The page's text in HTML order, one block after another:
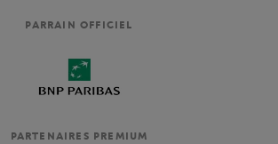
PARRAIN OFFICIEL
PARTENAIRES PREMIUM